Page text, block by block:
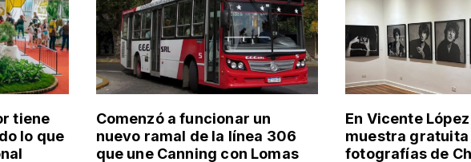
tiene
lo que
Comenzó a funcionar un
nuevo ramal de la línea 306
que une Canning con Lomas
En Vicente
muestra gratuita
fotografías de